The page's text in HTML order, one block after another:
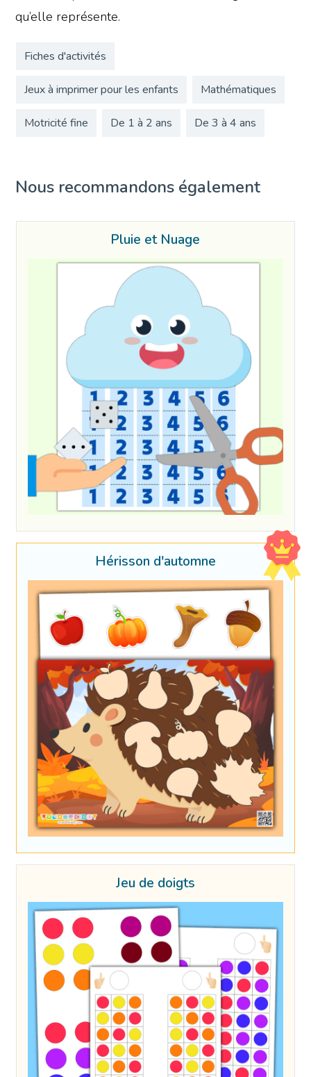
qu’elle représente.
Fiches d'activités
Jeux à imprimer pour les enfants Mathématiques
Motricité fine De 1 à 2 ans De 3 à 4 ans
Nous recommandons également
Pluie et Nuage
Hérisson d'automne
Jeu de doigts